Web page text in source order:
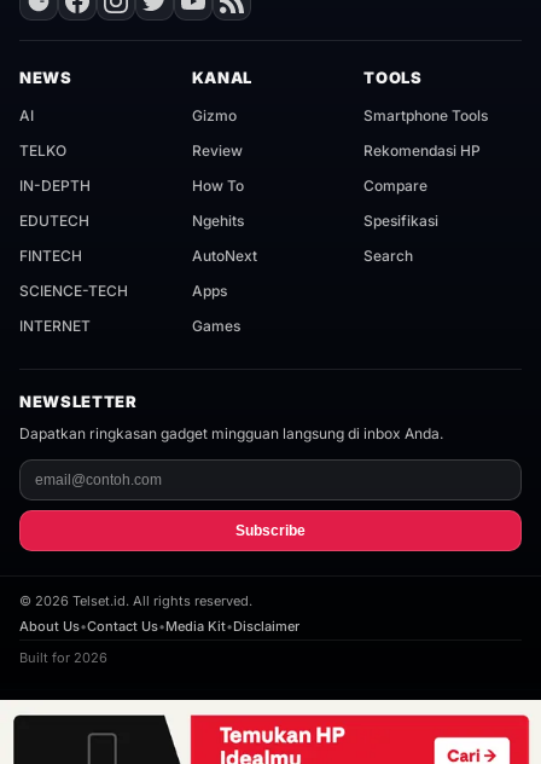
NEWS
AI
TELKO
IN-DEPTH
EDUTECH
FINTECH
SCIENCE-TECH
INTERNET
KANAL
Gizmo
Review
How To
Ngehits
AutoNext
Apps
Games
TOOLS
Smartphone Tools
Rekomendasi HP
Compare
Spesifikasi
Search
NEWSLETTER
Dapatkan ringkasan gadget mingguan langsung di inbox Anda.
Subscribe
© 2026 Telset.id. All rights reserved.
About Us•Contact Us•Media Kit•Disclaimer
Built for 2026